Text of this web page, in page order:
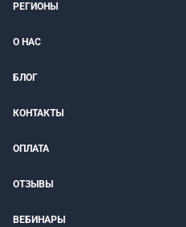
РЕГИОНЫ
О НАС
БЛОГ
КОНТАКТЫ
ОПЛАТА
ОТЗЫВЫ
ВЕБИНАРЫ